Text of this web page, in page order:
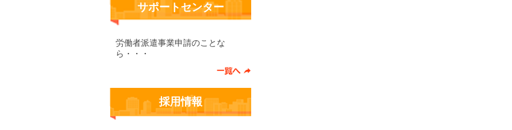
サポートセンター
労働者派遣事業申請のことな
ら・・・
採用情報